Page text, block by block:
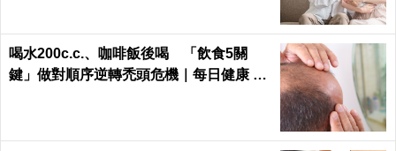
喝水200c.c.、咖啡飯後喝 「飲食5關
鍵」做對順序逆轉禿頭危機｜每日健康 He